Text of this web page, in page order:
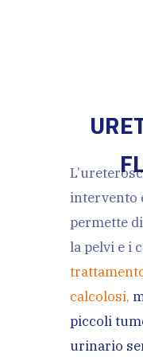
intervento
permette
la pelvi e i
calcolosi,
piccoli
urinario